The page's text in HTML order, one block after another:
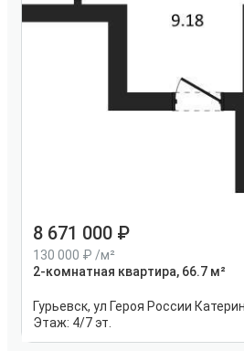
8 671 000
130 000
/м²
2-комнатная квартира, 66.7 м²
Гурьевск, ул Героя России
Этаж: 4/7 эт.